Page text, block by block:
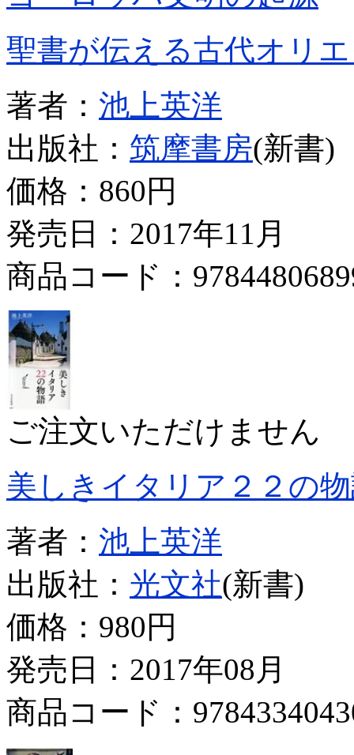
聖書が伝える古代オリ
著者： 池上英洋
出版社： 筑摩書房(新書)
価格： 860円
発売日：2017年11月
商品コード：
ご注文いただけません
美しきイタリア２２の
著者： 池上英洋
出版社： 光文社(新書)
価格： 980円
発売日：2017年08月
商品コード：